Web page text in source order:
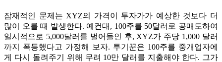
잠재적인 문제는 XYZ의 가격이 투자가가 예상한 것보다 더
많이 오를 때 발생한다. 예컨대, 100주를 50달러로 공매도하여
일시적으로 5,000달러를 벌어들인 후, XYZ가 주당 1,000 달러
까지 폭등했다고 가정해 보자. 투기꾼은 100주를 중개업자에
게 다시 돌려주기 위해 무려 10만 달러를 지출해야 한다. 그가